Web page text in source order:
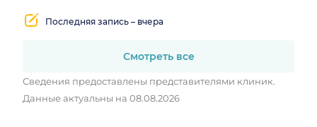
Последняя запись – вчера
Смотреть все
Сведения предоставлены представителями клиник.
Данные актуальны на 08.08.2026